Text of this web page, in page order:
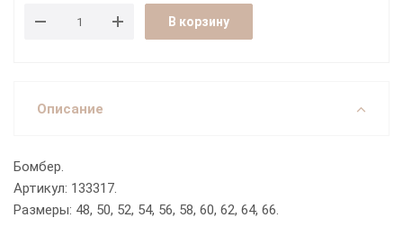
В корзину
Описание
Бомбер.
Артикул: 133317.
Размеры: 48, 50, 52, 54, 56, 58, 60, 62, 64, 66.